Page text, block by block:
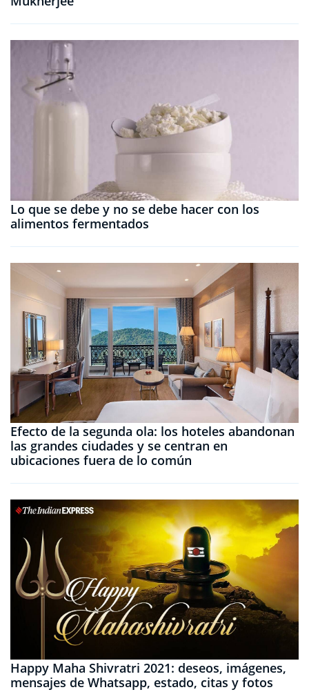
Lo que se debe y no se debe hacer con los
alimentos fermentados
Efecto de la segunda ola: los hoteles abandonan
las grandes ciudades y se centran en
ubicaciones fuera de lo común
Happy Maha Shivratri 2021: deseos, imágenes,
mensajes de Whatsapp, estado, citas y fotos